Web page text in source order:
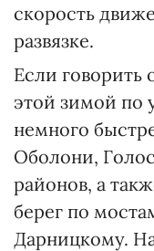
скорость
развязке.
Если говорить
этой зимой по
немного
Оболони,
районов, а
берег по
Дарницкому.